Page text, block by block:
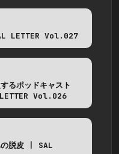
LETTER Vol.027
るポッドキャスト
Vol.026
の脱皮 | SAL